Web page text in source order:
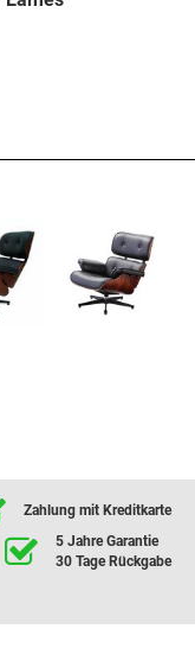
Zahlung mit Kreditkarte
5 Jahre Garantie
30 Tage Rückgabe